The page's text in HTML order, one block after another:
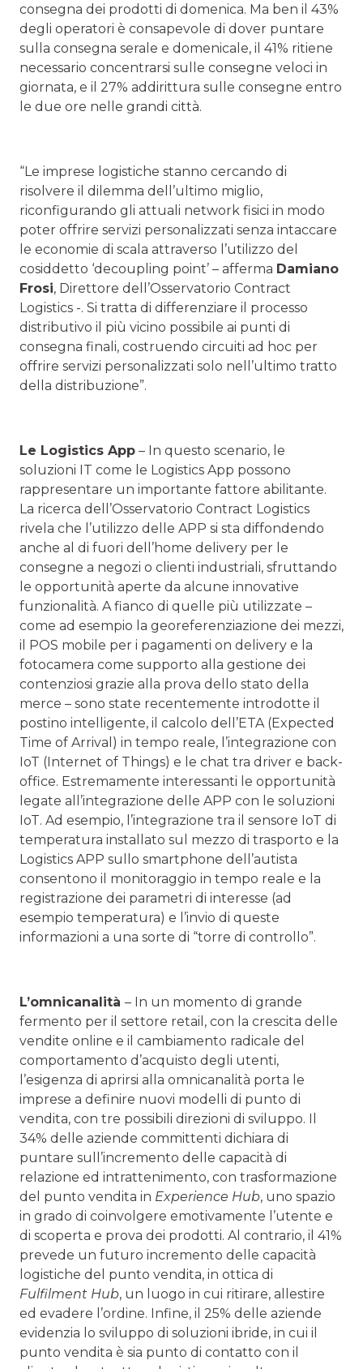
consegna dei prodotti di domenica. Ma ben il 43%
degli operatori è consapevole di dover puntare
sulla consegna serale e domenicale, il 41% ritiene
necessario concentrarsi sulle consegne veloci in
giornata, e il 27% addirittura sulle consegne entro
le due ore nelle grandi città.
“Le imprese logistiche stanno cercando di
risolvere il dilemma dell’ultimo miglio,
riconfigurando gli attuali network fisici in modo
poter offrire servizi personalizzati senza intaccare
le economie di scala attraverso l’utilizzo del
cosiddetto ‘decoupling point’ – afferma Damiano
Frosi, Direttore dell’Osservatorio Contract
Logistics -. Si tratta di differenziare il processo
distributivo il più vicino possibile ai punti di
consegna finali, costruendo circuiti ad hoc per
offrire servizi personalizzati solo nell’ultimo tratto
della distribuzione”.
Le Logistics App – In questo scenario, le
soluzioni IT come le Logistics App possono
rappresentare un importante fattore abilitante.
La ricerca dell’Osservatorio Contract Logistics
rivela che l’utilizzo delle APP si sta diffondendo
anche al di fuori dell’home delivery per le
consegne a negozi o clienti industriali, sfruttando
le opportunità aperte da alcune innovative
funzionalità. A fianco di quelle più utilizzate –
come ad esempio la georeferenziazione dei mezzi,
il POS mobile per i pagamenti on delivery e la
fotocamera come supporto alla gestione dei
contenziosi grazie alla prova dello stato della
merce – sono state recentemente introdotte il
postino intelligente, il calcolo dell’ETA (Expected
Time of Arrival) in tempo reale, l’integrazione con
IoT (Internet of Things) e le chat tra driver e back-
office. Estremamente interessanti le opportunità
legate all’integrazione delle APP con le soluzioni
IoT. Ad esempio, l’integrazione tra il sensore IoT di
temperatura installato sul mezzo di trasporto e la
Logistics APP sullo smartphone dell’autista
consentono il monitoraggio in tempo reale e la
registrazione dei parametri di interesse (ad
esempio temperatura) e l’invio di queste
informazioni a una sorte di “torre di controllo”.
L’omnicanalità – In un momento di grande
fermento per il settore retail, con la crescita delle
vendite online e il cambiamento radicale del
comportamento d’acquisto degli utenti,
l’esigenza di aprirsi alla omnicanalità porta le
imprese a definire nuovi modelli di punto di
vendita, con tre possibili direzioni di sviluppo. Il
34% delle aziende committenti dichiara di
puntare sull’incremento delle capacità di
relazione ed intrattenimento, con trasformazione
del punto vendita in Experience Hub, uno spazio
in grado di coinvolgere emotivamente l’utente e
di scoperta e prova dei prodotti. Al contrario, il 41%
prevede un futuro incremento delle capacità
logistiche del punto vendita, in ottica di
Fulfilment Hub, un luogo in cui ritirare, allestire
ed evadere l’ordine. Infine, il 25% delle aziende
evidenzia lo sviluppo di soluzioni ibride, in cui il
punto vendita è sia punto di contatto con il